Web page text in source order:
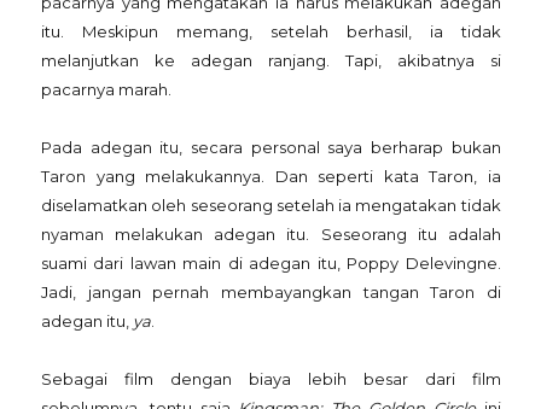
itu. Meskipun memang, setelah berhasil, ia tidak
melanjutkan ke adegan ranjang. Tapi, akibatnya si
pacarnya marah.
Pada adegan itu, secara personal saya berharap bukan
Taron yang melakukannya. Dan seperti kata Taron, ia
diselamatkan oleh seseorang setelah ia mengatakan tidak
nyaman melakukan adegan itu. Seseorang itu adalah
suami dari lawan main di adegan itu, Poppy Delevingne.
Jadi, jangan pernah membayangkan tangan Taron di
adegan itu, ya
Sebagai film dengan biaya lebih besar dari film